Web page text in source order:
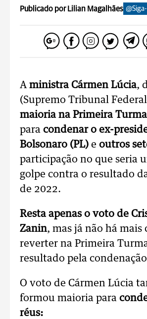
Publicado por Lilian Magalhães
A ministra Cármen Lúcia,
(Supremo Tribunal
maioria na Primeira
para condenar o ex-
Bolsonaro (PL) e outros
participação no que seria
golpe contra o resultado
de 2022.
Resta apenas o voto de
Zanin, mas já não há mais
reverter na Primeira
resultado pela
O voto de Cármen Lúcia
formou maioria para
réus: